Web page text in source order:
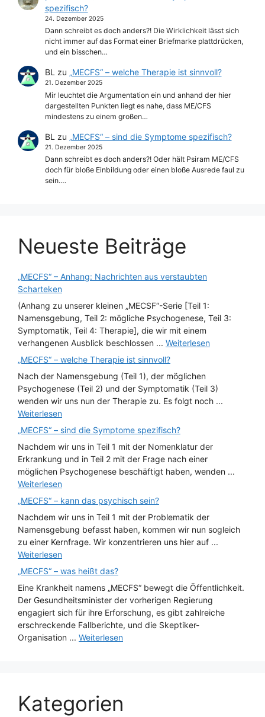
spezifisch?
24. Dezember 2025
Dann schreibt es doch anders?! Die Wirklichkeit lässt sich
nicht immer auf das Format einer Briefmarke plattdrücken,
und ein bisschen…
BL zu „MECFS“ – welche Therapie ist sinnvoll?
21. Dezember 2025
Mir leuchtet die Argumentation ein und anhand der hier
dargestellten Punkten liegt es nahe, dass ME/CFS
mindestens zu einem großen…
BL zu „MECFS“ – sind die Symptome spezifisch?
21. Dezember 2025
Dann schreibt es doch anders?! Oder hält Psiram ME/CFS
doch für bloße Einbildung oder einen bloße Ausrede faul zu
sein.…
Neueste Beiträge
„MECFS“ – Anhang: Nachrichten aus verstaubten
Scharteken
(Anhang zu unserer kleinen „MECSF“-Serie [Teil 1:
Namensgebung, Teil 2: mögliche Psychogenese, Teil 3:
Symptomatik, Teil 4: Therapie], die wir mit einem
verhangenen Ausblick beschlossen ... Weiterlesen
„MECFS“ – welche Therapie ist sinnvoll?
Nach der Namensgebung (Teil 1), der möglichen
Psychogenese (Teil 2) und der Symptomatik (Teil 3)
wenden wir uns nun der Therapie zu. Es folgt noch ...
Weiterlesen
„MECFS“ – sind die Symptome spezifisch?
Nachdem wir uns in Teil 1 mit der Nomenklatur der
Erkrankung und in Teil 2 mit der Frage nach einer
möglichen Psychogenese beschäftigt haben, wenden ...
Weiterlesen
„MECFS“ – kann das psychisch sein?
Nachdem wir uns in Teil 1 mit der Problematik der
Namensgebung befasst haben, kommen wir nun sogleich
zu einer Kernfrage. Wir konzentrieren uns hier auf ...
Weiterlesen
„MECFS“ – was heißt das?
Eine Krankheit namens „MECFS“ bewegt die Öffentlichkeit.
Der Gesundheitsminister der vorherigen Regierung
engagiert sich für ihre Erforschung, es gibt zahlreiche
erschreckende Fallberichte, und die Skeptiker-
Organisation ... Weiterlesen
Kategorien